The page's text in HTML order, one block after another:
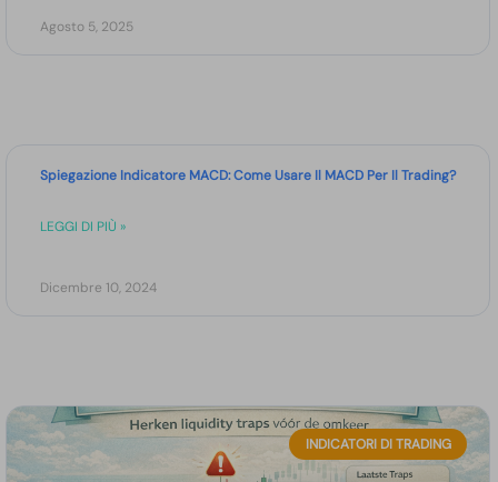
Agosto 5, 2025
Spiegazione Indicatore MACD: Come Usare Il MACD Per Il Trading?
LEGGI DI PIÙ »
Dicembre 10, 2024
INDICATORI DI TRADING